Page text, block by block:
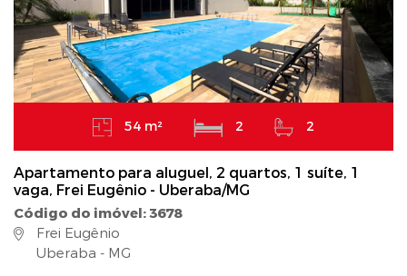
54 m² 2 2
Apartamento para aluguel, 2 quartos, 1 suíte, 1
vaga, Frei Eugênio - Uberaba/MG
Código do imóvel: 3678
Frei Eugênio
Uberaba - MG